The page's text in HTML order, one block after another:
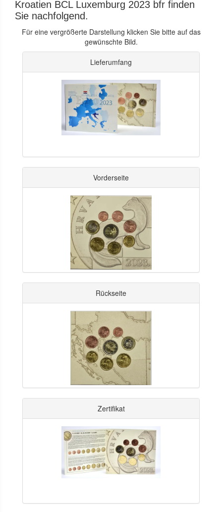
Kroatien BCL Luxemburg 2023 bfr finden
Sie nachfolgend.
Für eine vergrößerte Darstellung klicken Sie bitte auf das
gewünschte Bild.
Lieferumfang
Vorderseite
Rückseite
Zertifikat